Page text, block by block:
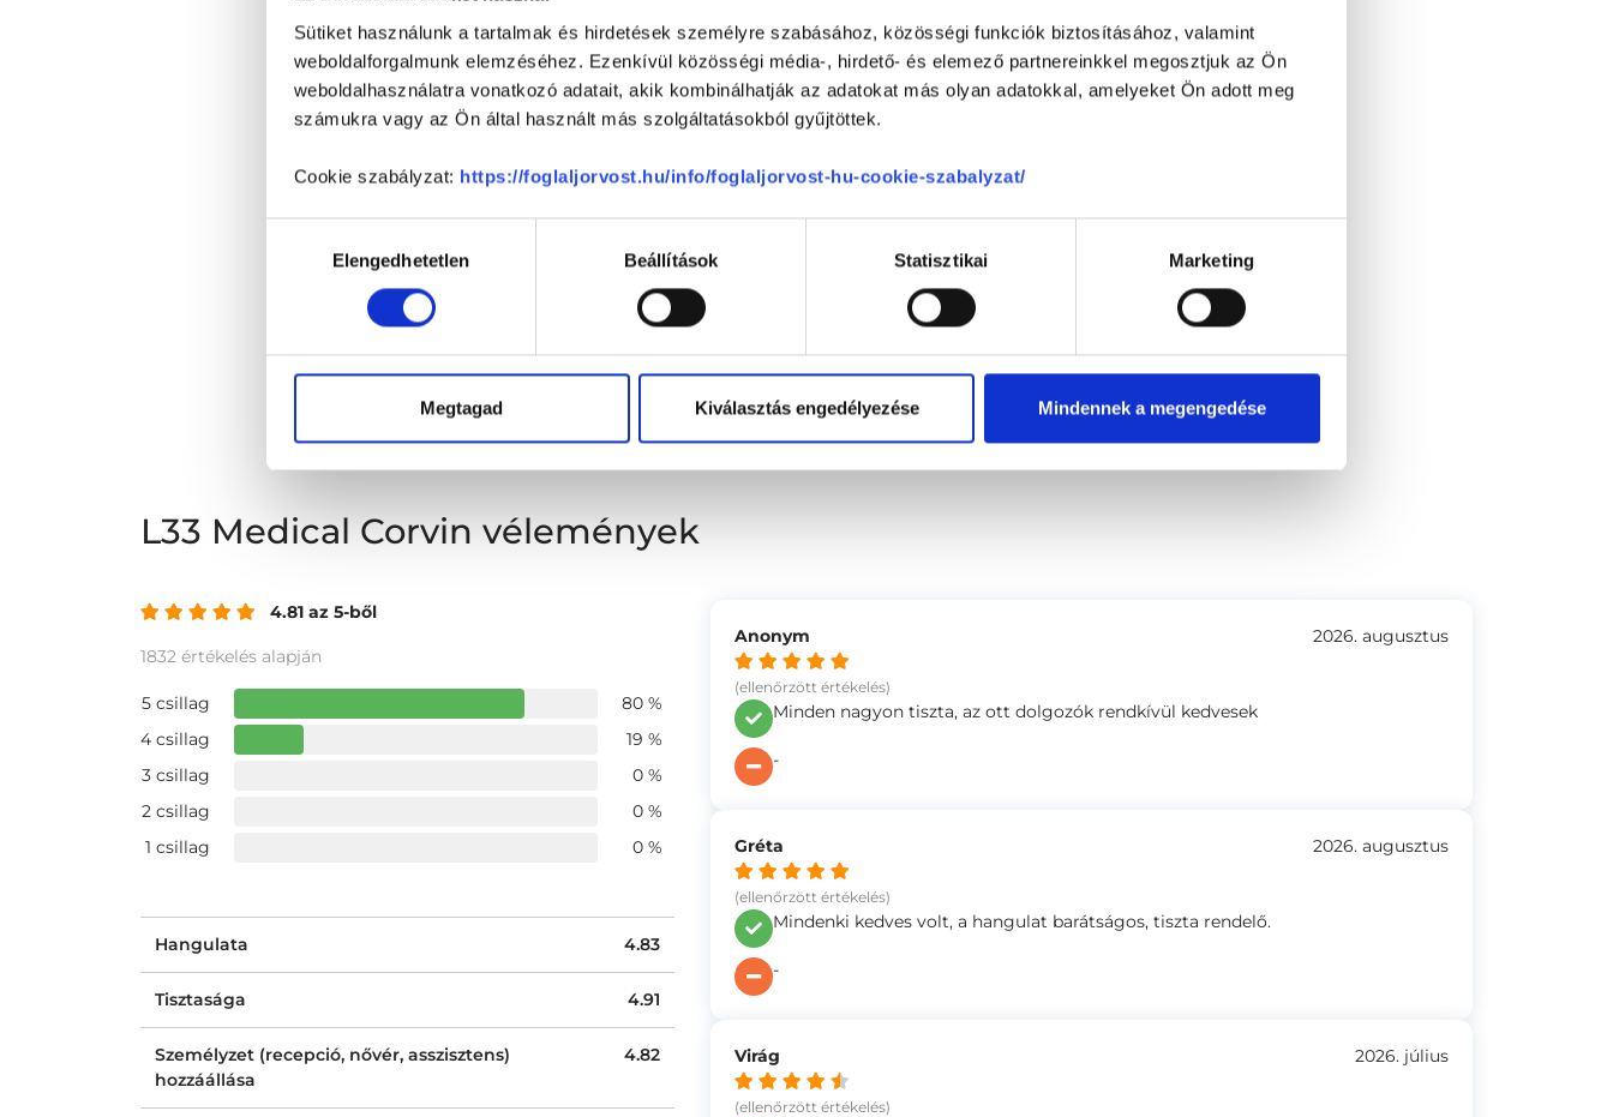
Sütiket használunk a tartalmak és hirdetések személyre szabásához, közösségi funkciók biztosításához, valamint
weboldalforgalmunk elemzéséhez. Ezenkívül közösségi média-, hirdető- és elemező partnereinkkel megosztjuk az Ön
weboldalhasználatra vonatkozó adatait, akik kombinálhatják az adatokat más olyan adatokkal, amelyeket Ön adott meg
számukra vagy az Ön által használt más szolgáltatásokból gyűjtöttek.
Cookie szabályzat: https://foglaljorvost.hu/info/foglaljorvost-hu-cookie-szabalyzat/
kiválasztásaElengedhetetlen Beállítások Statisztikai Marketing
Megtagad Kiválasztás engedélyezése Mindennek a megengedése
L33 Medical Corvin
L33 Medical Corvin vélemények
4.81 az 5-ből
1832 értékelés alapján
5 csillag
80 %
4 csillag
19 %
3 csillag
0 %
2 csillag
0 %
1 csillag
0 %
Hangulata 4.83
Tisztasága 4.91
Személyzet (recepció, nővér, asszisztens)
hozzáállása
4.82
Anonym
(ellenőrzött értékelés)
2026. augusztus
Minden nagyon tiszta, az ott dolgozók rendkívül kedvesek
-
Gréta
(ellenőrzött értékelés)
2026. augusztus
Mindenki kedves volt, a hangulat barátságos, tiszta rendelő.
-
Virág
(ellenőrzött értékelés)
2026. július